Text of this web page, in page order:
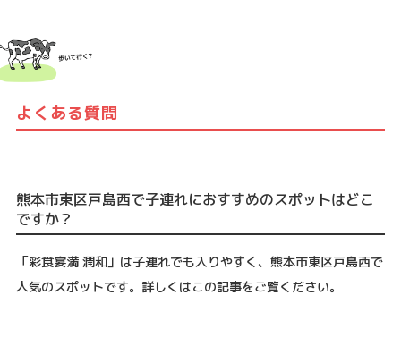
よくある質問
熊本市東区戸島西で子連れにおすすめのスポットはどこ
ですか？
「彩食宴満 潤和」は子連れでも入りやすく、熊本市東区戸島西で
人気のスポットです。詳しくはこの記事をご覧ください。